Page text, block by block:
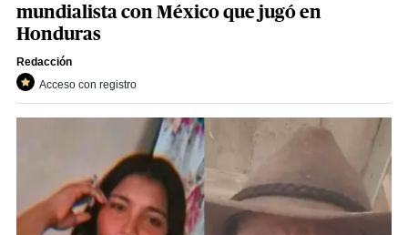
mundialista con México que jugó en
Honduras
Redacción
Acceso con registro